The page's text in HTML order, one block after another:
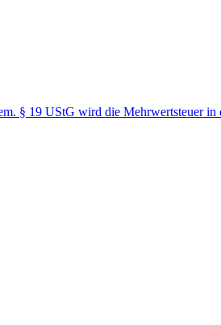
§ 19 UStG wird die Mehrwertsteuer in